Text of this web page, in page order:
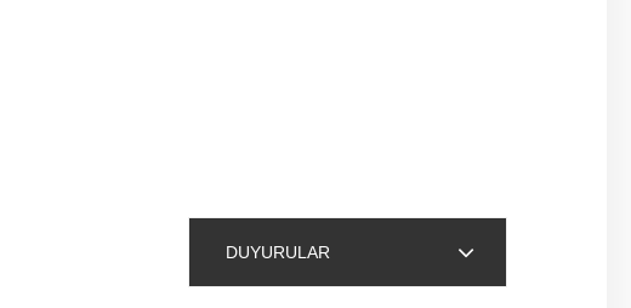
DUYURULAR